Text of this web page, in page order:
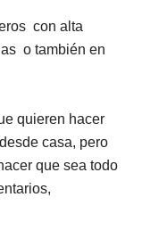
con alta
o también en
quieren hacer
casa, pero
que sea todo